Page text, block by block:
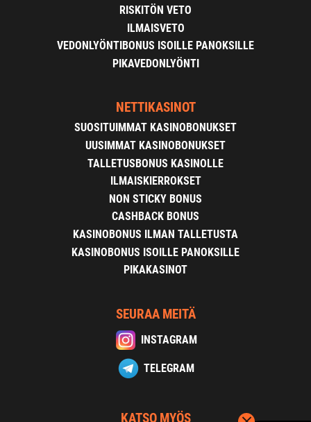
RISKITÖN VETO
ILMAISVETO
VEDONLYÖNTIBONUS ISOILLE PANOKSILLE
PIKAVEDONLYÖNTI
NETTIKASINOT
SUOSITUIMMAT KASINOBONUKSET
UUSIMMAT KASINOBONUKSET
TALLETUSBONUS KASINOLLE
ILMAISKIERROKSET
NON STICKY BONUS
CASHBACK BONUS
KASINOBONUS ILMAN TALLETUSTA
KASINOBONUS ISOILLE PANOKSILLE
PIKAKASINOT
SEURAA MEITÄ
INSTAGRAM
TELEGRAM
KATSO MYÖS